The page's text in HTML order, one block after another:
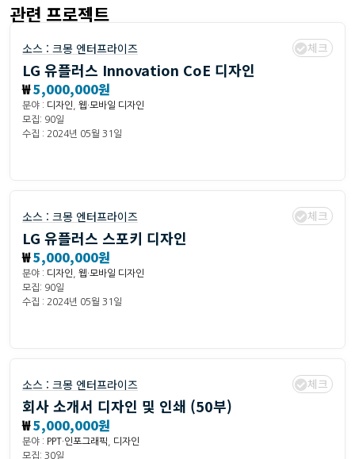
관련 프로젝트
소스 : 크몽 엔터프라이즈 체크
LG 유플러스 Innovation CoE 디자인
₩5,000,000원
분야 : 디자인
웹·모바일 디자인
모집: 90일
수집 : 2024년 05월 31일
소스 : 크몽 엔터프라이즈 체크
LG 유플러스 스포키 디자인
₩5,000,000원
분야 : 디자인
웹·모바일 디자인
모집: 90일
수집 : 2024년 05월 31일
소스 : 크몽 엔터프라이즈 체크
회사 소개서 디자인 및 인쇄 (50부)
₩5,000,000원
분야 : PPT·인포그래픽
디자인
모집: 30일